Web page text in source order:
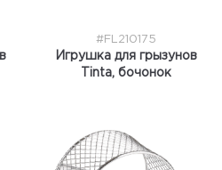
#FL210175
Игрушка для грызунов
Tinta, бочонок